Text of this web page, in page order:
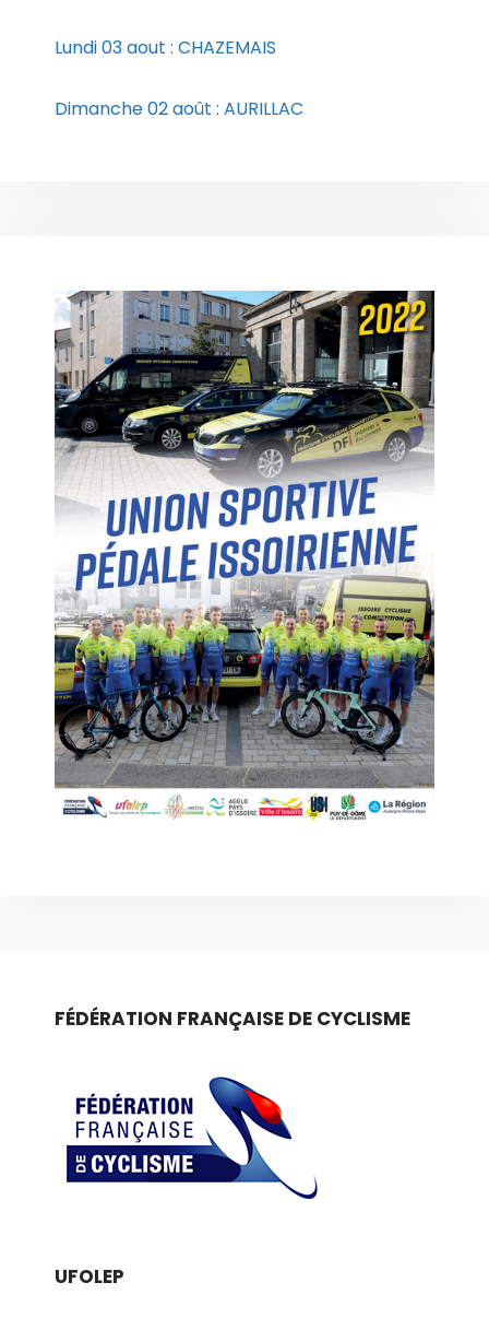
Lundi 03 aout : CHAZEMAIS
Dimanche 02 août : AURILLAC
FÉDÉRATION FRANÇAISE DE CYCLISME
UFOLEP